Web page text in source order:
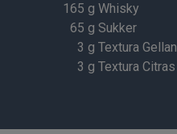
165 g Whisky
65 g Sukker
3 g Textura Gellan
3 g Textura Citras